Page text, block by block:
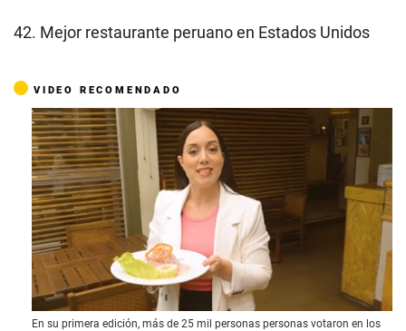
42. Mejor restaurante peruano en Estados Unidos
VIDEO RECOMENDADO
0
En su primera edición, más de 25 mil personas personas votaron en los